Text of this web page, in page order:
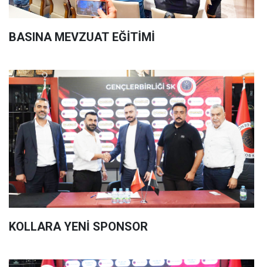
BASINA MEVZUAT EĞİTİMİ
KOLLARA YENİ SPONSOR